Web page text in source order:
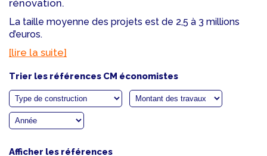
rénovation.
La taille moyenne des projets est de 2,5 à 3 millions
d’euros.
[lire la suite]
Trier les références CM économistes
Afficher les références